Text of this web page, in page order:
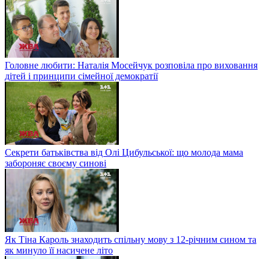
Головне любити: Наталія Мосейчук розповіла про виховання
дітей і принципи сімейної демократії
Секрети батьківства від Олі Цибульської: що молода мама
забороняє своєму синові
Як Тіна Кароль знаходить спільну мову з 12-річним сином та
як минуло її насичене літо